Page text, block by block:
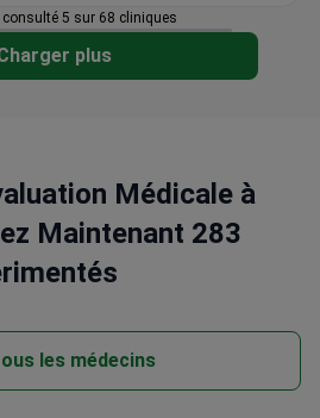
à la recherche et à la
5 sur 68 cliniques
plus
Médicale à
Maintenant 283
les médecins